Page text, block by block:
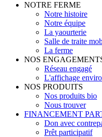
NOTRE FERME
Notre histoire
Notre équipe
La yaourterie
Salle de traite
La ferme
NOS
Réseau engagé
L'affichage
NOS PRODUITS
Nos produits bio
Nous trouver
FINANCEMENT
Don avec
Prêt participatif